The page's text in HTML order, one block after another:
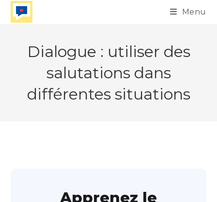
Skip
Menu
Dialogue : utiliser des
salutations dans
différentes situations
Apprenez le